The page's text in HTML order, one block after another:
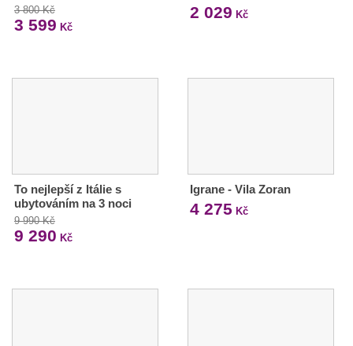
3 800 Kč
3 599 Kč
2 029 Kč
To nejlepší z Itálie s
ubytováním na 3 noci
9 990 Kč
9 290 Kč
Igrane - Vila Zoran
4 275 Kč